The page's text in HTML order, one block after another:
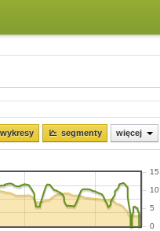
wykresy segmenty więcej
0
5
10
15